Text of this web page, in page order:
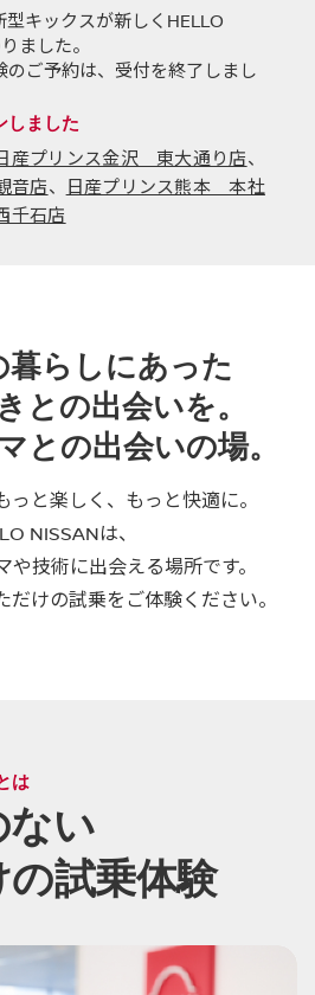
キックスが新しくHELLO
ました。
のご予約は、受付を終了しまし
しました
産プリンス金沢 東大通り店、
音店、
日産プリンス熊本 本社
千石店
暮らしにあった
との出会いを。
との出会いの場。
っと楽しく、もっと快適に。​
NISSANは、​
や技術に出会える場所です。​
だけの試乗をご体験ください。
は
ない
試乗体験